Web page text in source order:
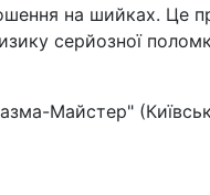
на шийках. Це
серйозної
Майстер"